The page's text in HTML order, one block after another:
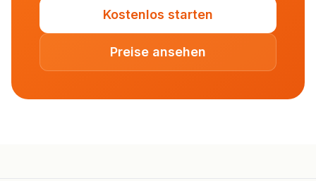
Kostenlos starten
Preise ansehen